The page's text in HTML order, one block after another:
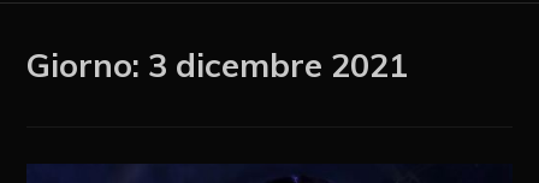
Giorno: 3 dicembre 2021